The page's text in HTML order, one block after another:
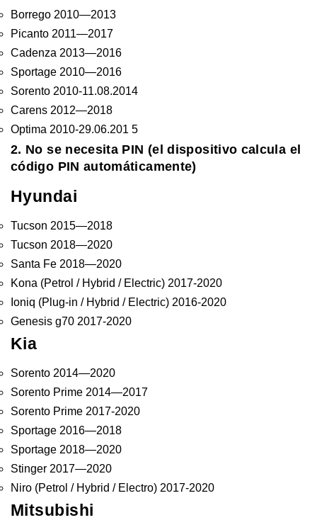
Borrego 2010—2013
Picanto 2011—2017
Cadenza 2013—2016
Sportage 2010—2016
Sorento 2010-11.08.2014
Carens 2012—2018
Optima 2010-29.06.201 5
2. No se necesita PIN (el dispositivo calcula el
código PIN automáticamente)
Hyundai
Tucson 2015—2018
Tucson 2018—2020
Santa Fe 2018—2020
Kona (Petrol / Hybrid / Electric) 2017-2020
Ioniq (Plug-in / Hybrid / Electric) 2016-2020
Genesis g70 2017-2020
Kia
Sorento 2014—2020
Sorento Prime 2014—2017
Sorento Prime 2017-2020
Sportage 2016—2018
Sportage 2018—2020
Stinger 2017—2020
Niro (Petrol / Hybrid / Electro) 2017-2020
Mitsubishi